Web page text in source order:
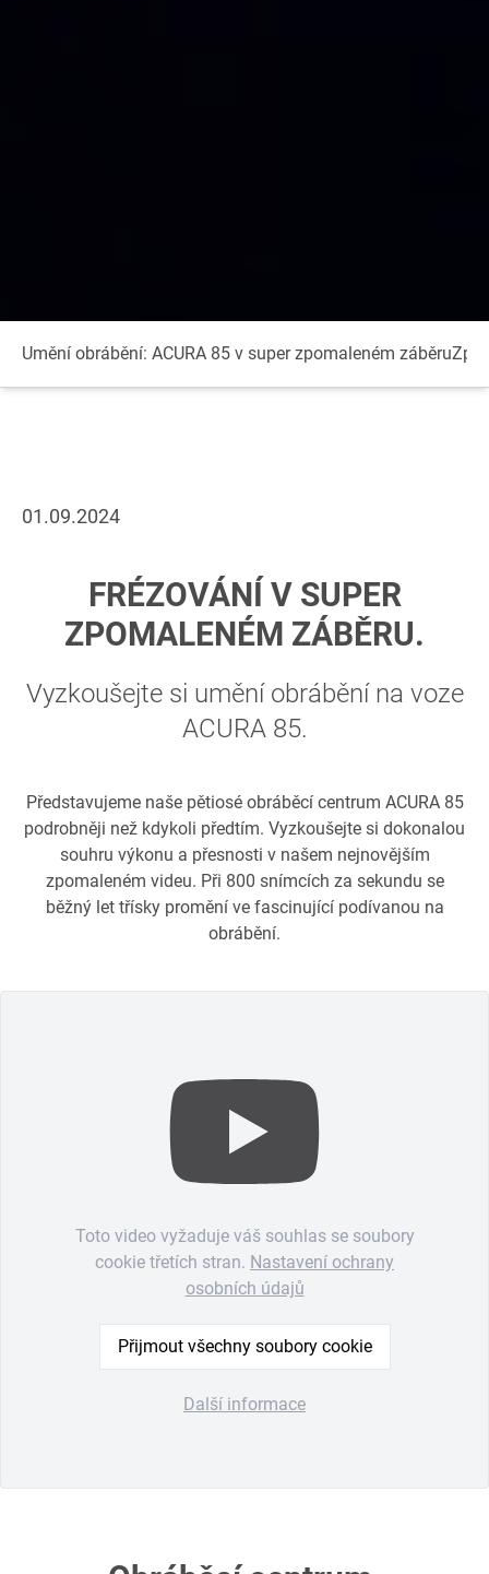
Umění obrábění: ACURA 85 v super zpomaleném záběru
01.09.2024
FRÉZOVÁNÍ V SUPER
ZPOMALENÉM ZÁBĚRU.
Vyzkoušejte si umění obrábění na voze
ACURA 85.
Představujeme naše pětiosé obráběcí centrum ACURA 85
podrobněji než kdykoli předtím. Vyzkoušejte si dokonalou
souhru výkonu a přesnosti v našem nejnovějším
zpomaleném videu. Při 800 snímcích za sekundu se
běžný let třísky promění ve fascinující podívanou na
obrábění.
Toto video vyžaduje váš souhlas se soubory
cookie třetích stran. Nastavení ochrany
osobních údajů
Přijmout všechny soubory cookie
Další informace